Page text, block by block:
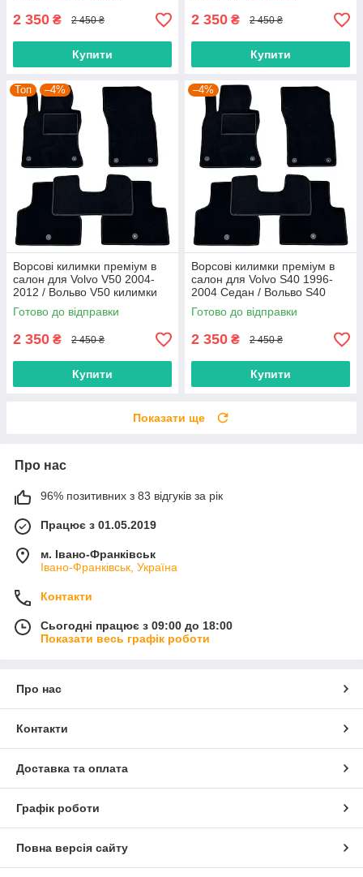
2 350 ₴ 2 450 ₴
Купити
2 350 ₴ 2 450 ₴
Купити
Топ –4%
Ворсові килимки преміум в
салон для Volvo V50 2004-
2012 / Вольво V50 килимки
Готово до відправки
2 350 ₴ 2 450 ₴
Купити
–4%
Ворсові килимки преміум в
салон для Volvo S40 1996-
2004 Седан / Вольво S40
килимки
Готово до відправки
2 350 ₴ 2 450 ₴
Купити
Показати ще
Про нас
96% позитивних з 83 відгуків за рік
Працює з 01.05.2019
м. Івано-Франківськ
Івано-Франківськ, Україна
Контакти
Сьогодні працює з 09:00 до 18:00
Показати весь графік роботи
Про нас
Контакти
Доставка та оплата
Графік роботи
Повна версія сайту